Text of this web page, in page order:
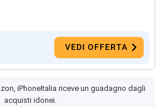
VEDI OFFERTA
iPhoneItalia riceve un guadagno dagli
acquisti idonei.